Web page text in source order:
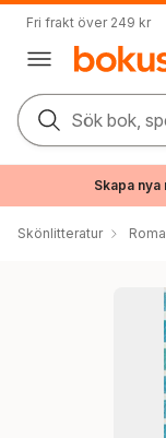
Fri frakt över 249 kr
Sök bok,
Skapa
Skönlitteratur